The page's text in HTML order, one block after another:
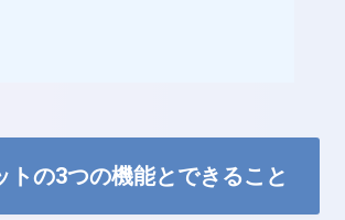
トの3つの機能とできること